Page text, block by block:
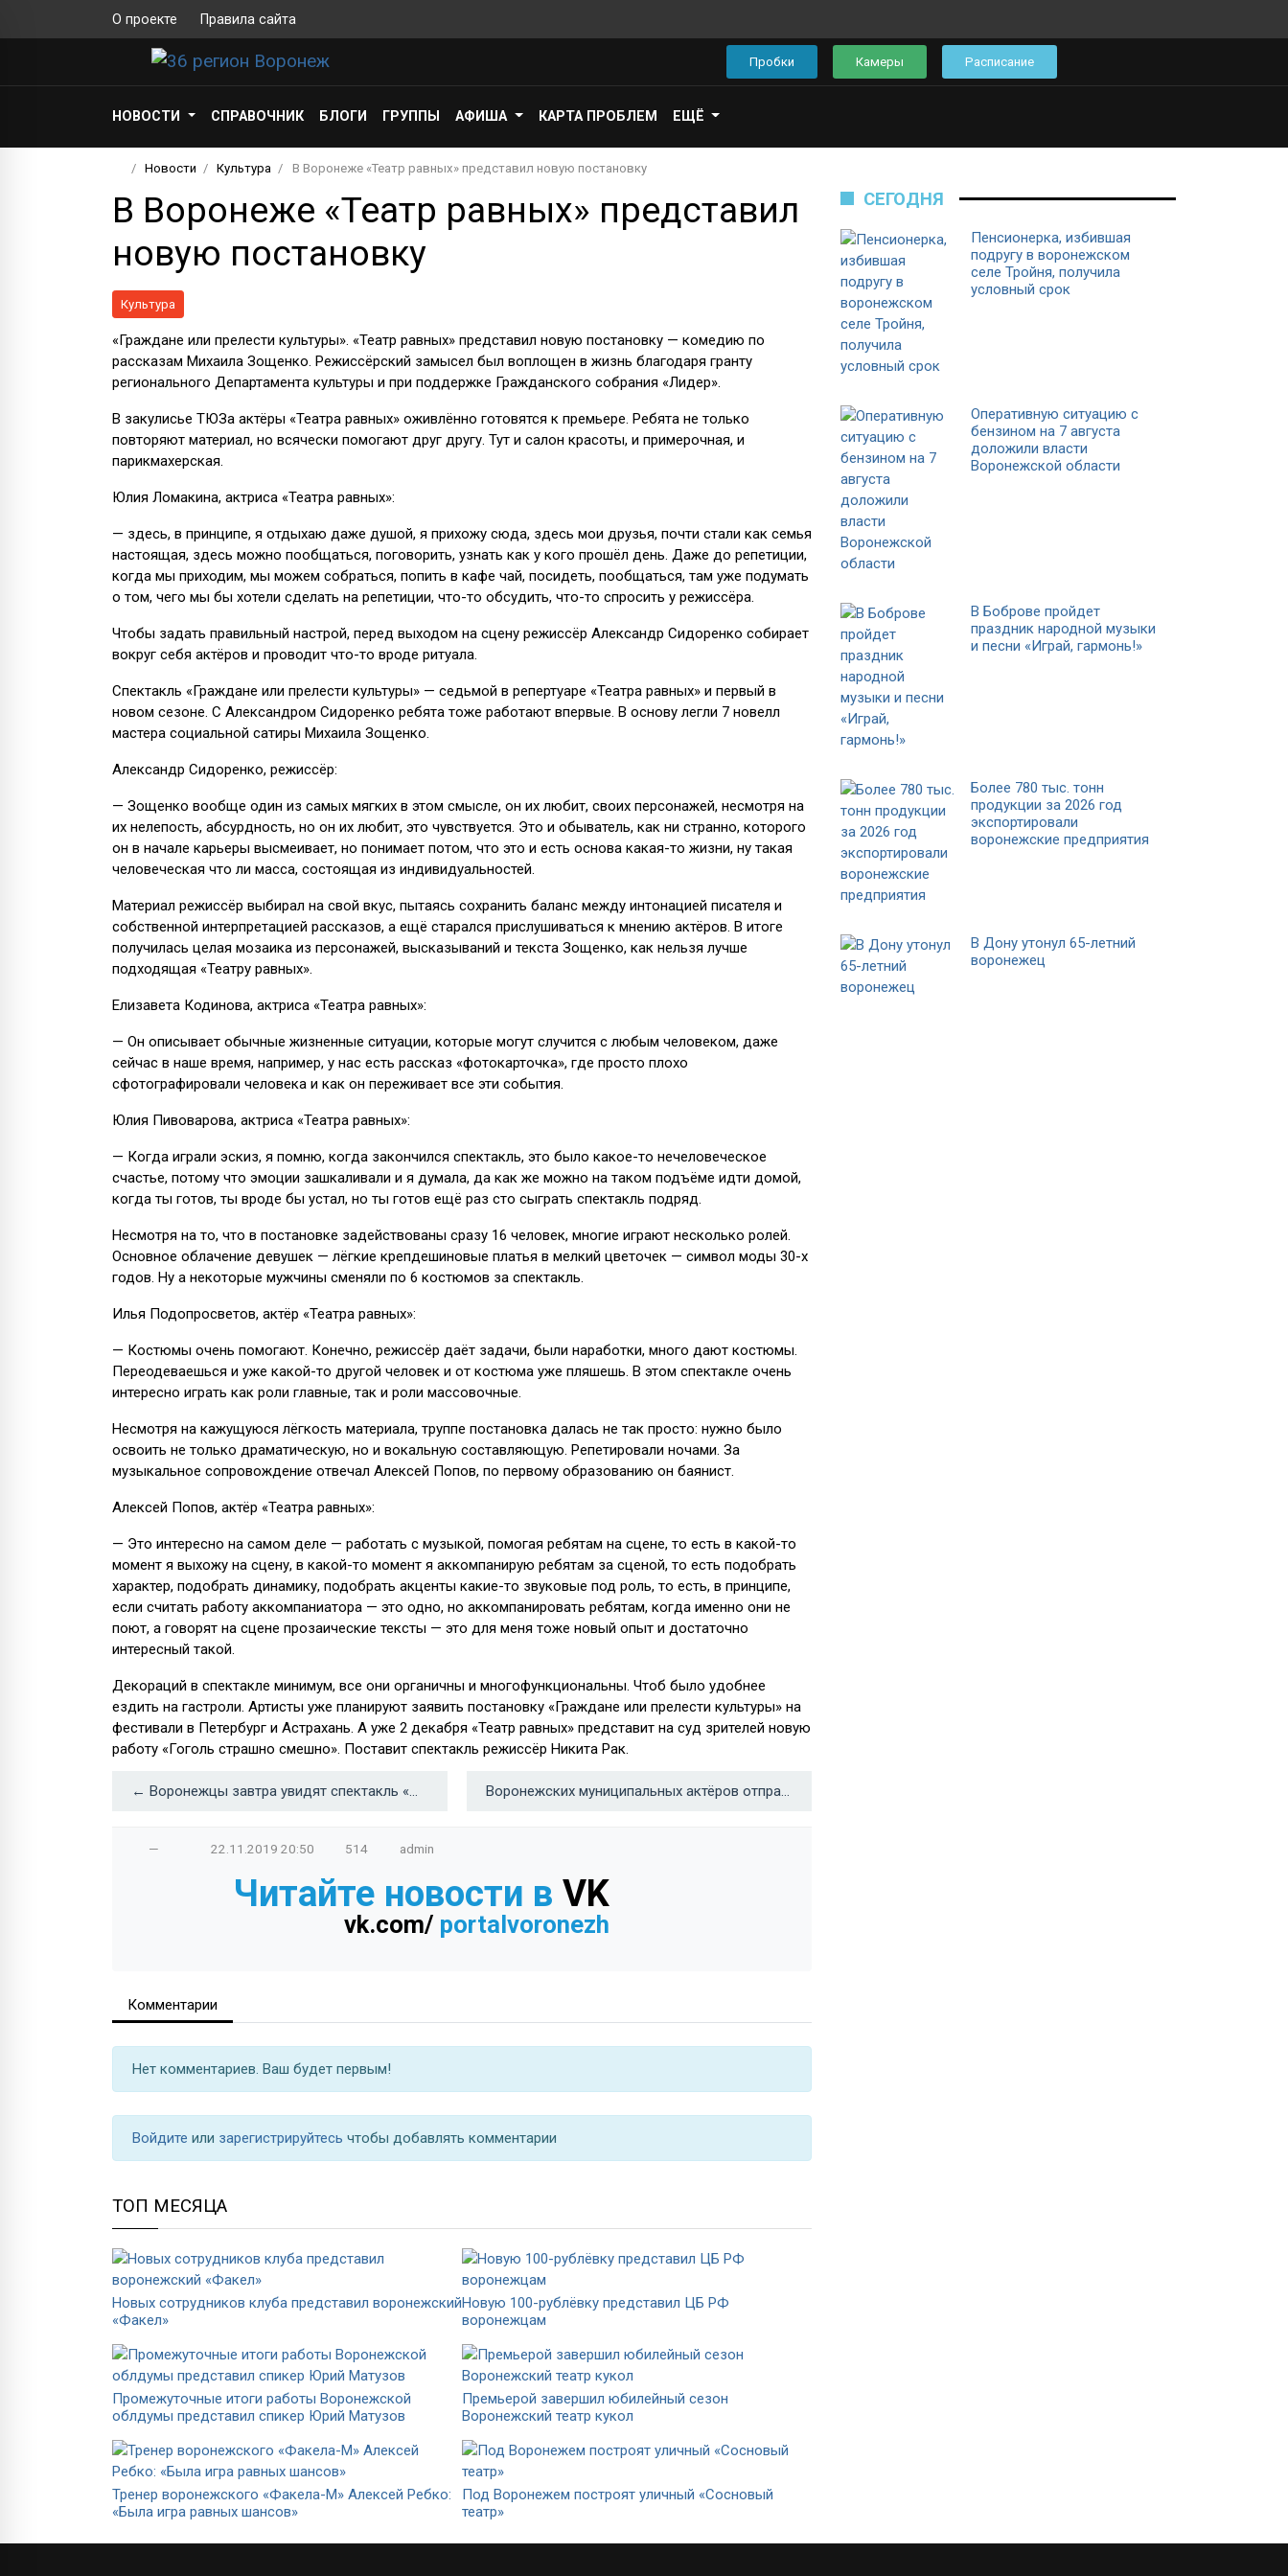
О проекте Правила сайта
Пробки Камеры Расписание
НОВОСТИ СПРАВОЧНИК БЛОГИ ГРУППЫ АФИША КАРТА ПРОБЛЕМ ЕЩЁ
Новости Культура В Воронеже «Театр равных» представил новую постановку
В Воронеже «Театр равных» представил
новую постановку
Культура
«Граждане или прелести культуры». «Театр равных» представил новую постановку — комедию по
рассказам Михаила Зощенко. Режиссёрский замысел был воплощен в жизнь благодаря гранту
регионального Департамента культуры и при поддержке Гражданского собрания «Лидер».
В закулисье ТЮЗа актёры «Театра равных» оживлённо готовятся к премьере. Ребята не только
повторяют материал, но всячески помогают друг другу. Тут и салон красоты, и примерочная, и
парикмахерская.
Юлия Ломакина, актриса «Театра равных»:
— здесь, в принципе, я отдыхаю даже душой, я прихожу сюда, здесь мои друзья, почти стали как семья
настоящая, здесь можно пообщаться, поговорить, узнать как у кого прошёл день. Даже до репетиции,
когда мы приходим, мы можем собраться, попить в кафе чай, посидеть, пообщаться, там уже подумать
о том, чего мы бы хотели сделать на репетиции, что-то обсудить, что-то спросить у режиссёра.
Чтобы задать правильный настрой, перед выходом на сцену режиссёр Александр Сидоренко собирает
вокруг себя актёров и проводит что-то вроде ритуала.
Спектакль «Граждане или прелести культуры» — седьмой в репертуаре «Театра равных» и первый в
новом сезоне. С Александром Сидоренко ребята тоже работают впервые. В основу легли 7 новелл
мастера социальной сатиры Михаила Зощенко.
Александр Сидоренко, режиссёр:
— Зощенко вообще один из самых мягких в этом смысле, он их любит, своих персонажей, несмотря на
их нелепость, абсурдность, но он их любит, это чувствуется. Это и обыватель, как ни странно, которого
он в начале карьеры высмеивает, но понимает потом, что это и есть основа какая-то жизни, ну такая
человеческая что ли масса, состоящая из индивидуальностей.
Материал режиссёр выбирал на свой вкус, пытаясь сохранить баланс между интонацией писателя и
собственной интерпретацией рассказов, а ещё старался прислушиваться к мнению актёров. В итоге
получилась целая мозаика из персонажей, высказываний и текста Зощенко, как нельзя лучше
подходящая «Театру равных».
Елизавета Кодинова, актриса «Театра равных»:
— Он описывает обычные жизненные ситуации, которые могут случится с любым человеком, даже
сейчас в наше время, например, у нас есть рассказ «фотокарточка», где просто плохо
сфотографировали человека и как он переживает все эти события.
Юлия Пивоварова, актриса «Театра равных»:
— Когда играли эскиз, я помню, когда закончился спектакль, это было какое-то нечеловеческое
счастье, потому что эмоции зашкаливали и я думала, да как же можно на таком подъёме идти домой,
когда ты готов, ты вроде бы устал, но ты готов ещё раз сто сыграть спектакль подряд.
Несмотря на то, что в постановке задействованы сразу 16 человек, многие играют несколько ролей.
Основное облачение девушек — лёгкие крепдешиновые платья в мелкий цветочек — символ моды 30-х
годов. Ну а некоторые мужчины сменяли по 6 костюмов за спектакль.
Илья Подопросветов, актёр «Театра равных»:
— Костюмы очень помогают. Конечно, режиссёр даёт задачи, были наработки, много дают костюмы.
Переодеваешься и уже какой-то другой человек и от костюма уже пляшешь. В этом спектакле очень
интересно играть как роли главные, так и роли массовочные.
Несмотря на кажущуюся лёгкость материала, труппе постановка далась не так просто: нужно было
освоить не только драматическую, но и вокальную составляющую. Репетировали ночами. За
музыкальное сопровождение отвечал Алексей Попов, по первому образованию он баянист.
Алексей Попов, актёр «Театра равных»:
— Это интересно на самом деле — работать с музыкой, помогая ребятам на сцене, то есть в какой-то
момент я выхожу на сцену, в какой-то момент я аккомпанирую ребятам за сценой, то есть подобрать
характер, подобрать динамику, подобрать акценты какие-то звуковые под роль, то есть, в принципе,
если считать работу аккомпаниатора — это одно, но аккомпанировать ребятам, когда именно они не
поют, а говорят на сцене прозаические тексты — это для меня тоже новый опыт и достаточно
интересный такой.
Декораций в спектакле минимум, все они органичны и многофункциональны. Чтоб было удобнее
ездить на гастроли. Артисты уже планируют заявить постановку «Граждане или прелести культуры» на
фестивали в Петербург и Астрахань. А уже 2 декабря «Театр равных» представит на суд зрителей новую
работу «Гоголь страшно смешно». Поставит спектакль режиссёр Никита Рак.
← Воронежцы завтра увидят спектакль «Франкенштейн» с Бенедиктом Камбербэтчем Воронежских муниципальных актёров отправили на курсы повышения квалификации →
— 22.11.2019 20:50 514 admin
Читайте новости в VK
vk.com/ portalvoronezh
Комментарии
Нет комментариев. Ваш будет первым!
Войдите или зарегистрируйтесь чтобы добавлять комментарии
ТОП МЕСЯЦА
Новых сотрудников клуба представил воронежский
«Факел»
Новую 100-рублёвку представил ЦБ РФ
воронежцам
Промежуточные итоги работы Воронежской
облдумы представил спикер Юрий Матузов
Премьерой завершил юбилейный сезон
Воронежский театр кукол
Тренер воронежского «Факела-М» Алексей Ребко:
«Была игра равных шансов»
Под Воронежем построят уличный «Сосновый
театр»
СЕГОДНЯ
Пенсионерка, избившая
подругу в воронежском
селе Тройня, получила
условный срок
Оперативную ситуацию с
бензином на 7 августа
доложили власти
Воронежской области
В Боброве пройдет
праздник народной музыки
и песни «Играй, гармонь!»
Более 780 тыс. тонн
продукции за 2026 год
экспортировали
воронежские предприятия
В Дону утонул 65-летний
воронежец